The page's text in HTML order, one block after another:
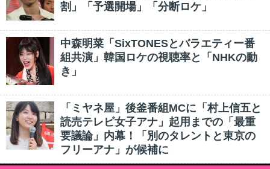
割」「予選開場」「分断ロケ」
中森明菜「SixTONESとバラエティー番
組共演」韓国ロケの視聴率と「NHKの動
き」
「ミヤネ屋」後釜番組MCに「村上信五と
読売テレビ女子アナ」起用までの「最重
要議論」内幕！「別のタレントと東京の
フリーアナ」が候補に